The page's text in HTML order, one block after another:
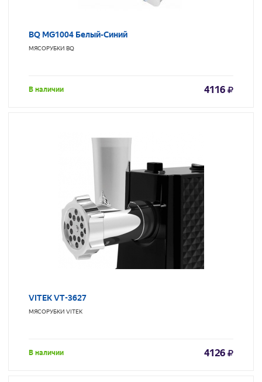
BQ MG1004 Белый-Синий
МЯСОРУБКИ BQ
В наличии 4116
VITEK VT-3627
МЯСОРУБКИ VITEK
В наличии 4126